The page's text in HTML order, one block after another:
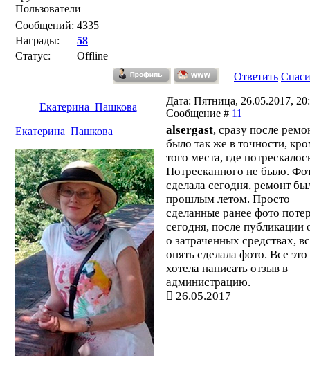
Пользователи
Сообщений: 4335
Награды:
58
Статус:
Offline
Ответить
Екатерина_Пашкова
Дата: Пятница, 26.05.2017,
Сообщение # 11
Екатерина_Пашкова
alsergast, сразу после
было так же в точности,
того места, где
Потресканного не было.
сделала сегодня, ремонт
прошлым летом. Просто
сделанные ранее фото
сегодня, после публикации
о затраченных средствах,
опять сделала фото. Все
хотела написать отзыв в
администрацию.
26.05.2017